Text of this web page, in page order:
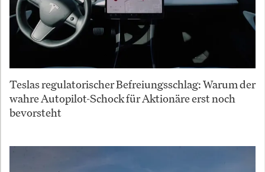
Teslas regulatorischer Befreiungsschlag: Warum der
wahre Autopilot-Schock für Aktionäre erst noch
bevorsteht